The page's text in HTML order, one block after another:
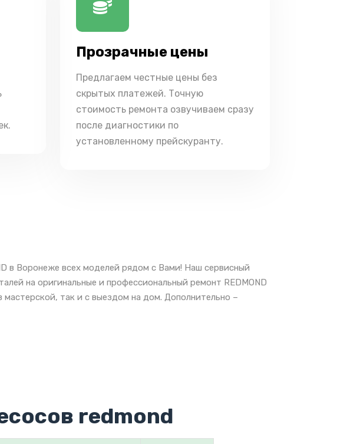
Прозрачные цены
Предлагаем честные цены без
скрытых платежей. Точную
стоимость ремонта озвучиваем сразу
после диагностики по
установленному прейскуранту.
в Воронеже всех моделей рядом с Вами! Наш сервисный
на оригинальные и профессиональный ремонт REDMOND
так и с выездом на дом. Дополнительно –
redmond